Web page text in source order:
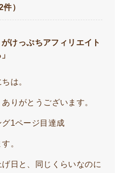
件）
けっぷちアフィリエイト
は。
りがとうございます。
グ1ページ目達成
。
日と、同じくらいなのに